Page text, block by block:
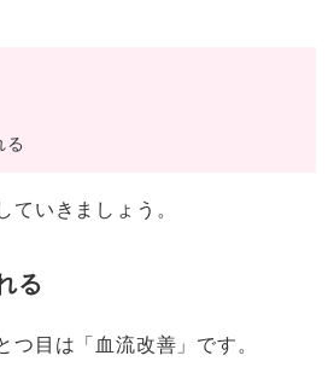
る
ていきましょう。
る
つ目は「血流改善」です。